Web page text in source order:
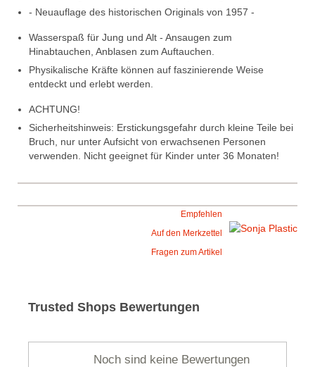
- Neuauflage des historischen Originals von 1957 -
Wasserspaß für Jung und Alt - Ansaugen zum
Hinabtauchen, Anblasen zum Auftauchen.
Physikalische Kräfte können auf faszinierende Weise
entdeckt und erlebt werden.
ACHTUNG!
Sicherheitshinweis: Erstickungsgefahr durch kleine Teile bei
Bruch, nur unter Aufsicht von erwachsenen Personen
verwenden. Nicht geeignet für Kinder unter 36 Monaten!
Empfehlen
Auf den Merkzettel
Fragen zum Artikel
Trusted Shops Bewertungen
Noch sind keine Bewertungen